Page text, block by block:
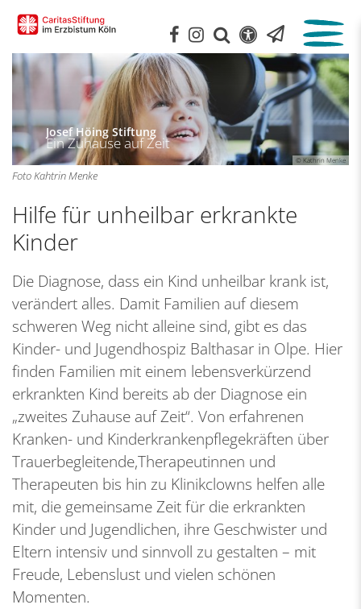
© Kathrin Menke
Josef Höing Stiftung:
Ein Zuhause auf Zeit
Foto Kahtrin Menke
Hilfe für unheilbar erkrankte
Kinder
Die Diagnose, dass ein Kind unheilbar krank ist,
verändert alles. Damit Familien auf diesem
schweren Weg nicht alleine sind, gibt es das
Kinder- und Jugendhospiz Balthasar in Olpe. Hier
finden Familien mit einem lebensverkürzend
erkrankten Kind bereits ab der Diagnose ein
„zweites Zuhause auf Zeit“. Von erfahrenen
Kranken- und Kinderkrankenpflegekräften über
Trauerbegleitende,Therapeutinnen und
Therapeuten bis hin zu Klinikclowns helfen alle
mit, die gemeinsame Zeit für die erkrankten
Kinder und Jugendlichen, ihre Geschwister und
Eltern intensiv und sinnvoll zu gestalten – mit
Freude, Lebenslust und vielen schönen
Momenten.